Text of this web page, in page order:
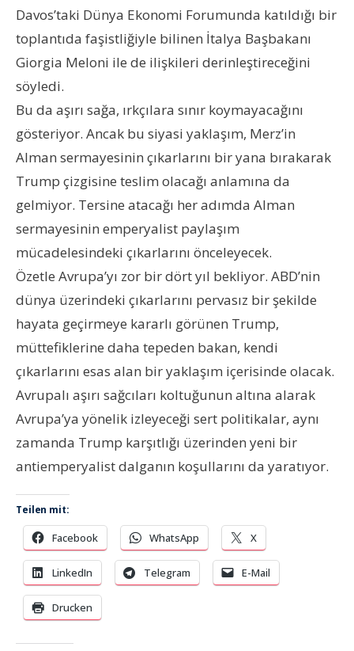
Davos’taki Dünya Ekonomi Forumunda katıldığı bir
toplantıda faşistliğiyle bilinen İtalya Başbakanı
Giorgia Meloni ile de ilişkileri derinleştireceğini
söyledi.
Bu da aşırı sağa, ırkçılara sınır koymayacağını
gösteriyor. Ancak bu siyasi yaklaşım, Merz’in
Alman sermayesinin çıkarlarını bir yana bırakarak
Trump çizgisine teslim olacağı anlamına da
gelmiyor. Tersine atacağı her adımda Alman
sermayesinin emperyalist paylaşım
mücadelesindeki çıkarlarını önceleyecek.
Özetle Avrupa’yı zor bir dört yıl bekliyor. ABD’nin
dünya üzerindeki çıkarlarını pervasız bir şekilde
hayata geçirmeye kararlı görünen Trump,
müttefiklerine daha tepeden bakan, kendi
çıkarlarını esas alan bir yaklaşım içerisinde olacak.
Avrupalı aşırı sağcıları koltuğunun altına alarak
Avrupa’ya yönelik izleyeceği sert politikalar, aynı
zamanda Trump karşıtlığı üzerinden yeni bir
antiemperyalist dalganın koşullarını da yaratıyor.
Teilen mit:
Facebook WhatsApp X
LinkedIn Telegram E-Mail
Drucken